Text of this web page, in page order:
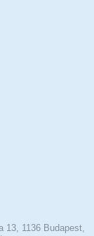
13, 1136 Budapest,